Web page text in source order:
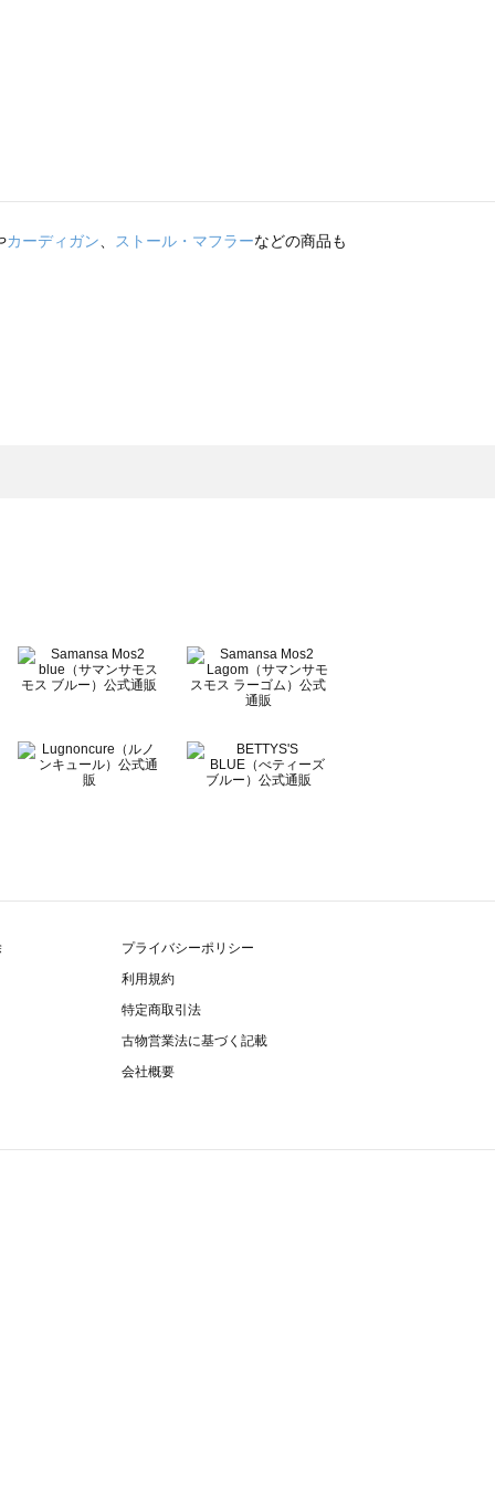
カーディガン ストール・マフラーなどの商品も
プライバシーポリシー
利用規約
特定商取引法
古物営業法に基づく記載
会社概要